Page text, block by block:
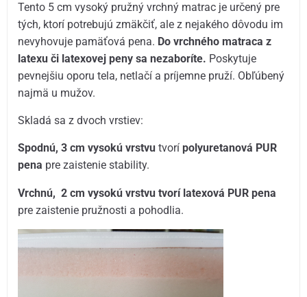
Tento 5 cm vysoký pružný vrchný matrac je určený pre
tých, ktorí potrebujú zmäkčiť, ale z nejakého dôvodu im
nevyhovuje pamäťová pena. Do vrchného matraca z
latexu či latexovej peny sa nezaboríte. Poskytuje
pevnejšiu oporu tela, netlačí a príjemne pruží. Obľúbený
najmä u mužov.
Skladá sa z dvoch vrstiev:
Spodnú, 3 cm vysokú vrstvu tvorípolyuretanová PUR
pena pre zaistenie stability.
Vrchnú, 2 cm vysokú vrstvu tvorí latexová PUR pena
pre zaistenie pružnosti a pohodlia.